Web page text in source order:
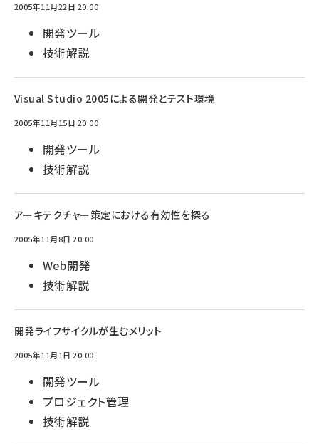
2005年11月22日 20:00
開発ツール
技術解説
Visual Studio 2005による開発とテスト環境
2005年11月15日 20:00
開発ツール
技術解説
アーキテクチャー策定における有効性を探る
2005年11月8日 20:00
Web開発
技術解説
開発ライフサイクルが生むメリット
2005年11月1日 20:00
開発ツール
プロジェクト管理
技術解説